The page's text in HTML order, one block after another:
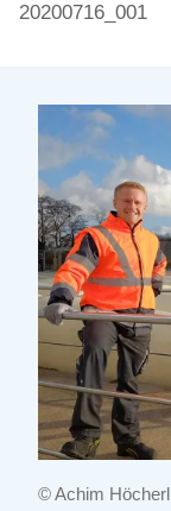
20200716_001
© Achim Höcherl